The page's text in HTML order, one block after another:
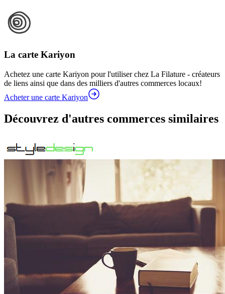
La carte Kariyon
Achetez une carte Kariyon pour l'utiliser chez La Filature - créateurs
de liens ainsi que dans des milliers d'autres commerces locaux!
Acheter une carte Kariyon
Découvrez d'autres commerces similaires